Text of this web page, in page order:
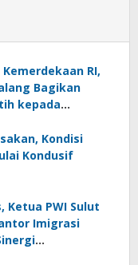
RI,
Bagikan
kepada
Kondisi
Kondusif
Ketua PWI Sulut
Imigrasi